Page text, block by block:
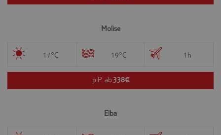
Molise
17°C 19°C 1h
p.P. ab338€
Elba